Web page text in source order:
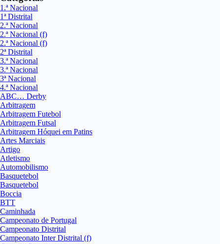
1.ª Nacional
1ª Distrital
2.ª Nacional
2.ª Nacional (f)
2.ª Nacional (f)
2ª Distrital
3.ª Nacional
3.ª Nacional
3ª Nacional
4.ª Nacional
ABC… Derby
Arbitragem
Arbitragem Futebol
Arbitragem Futsal
Arbitragem Hóquei em Patins
Artes Marciais
Artigo
Atletismo
Automobilismo
Basquetebol
Basquetebol
Boccia
BTT
Caminhada
Campeonato de Portugal
Campeonato Distrital
Campeonato Inter Distrital (f)